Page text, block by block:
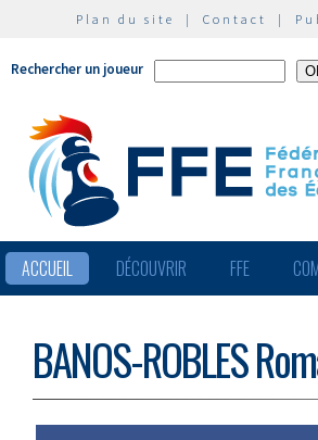
Plan du site | Contact |
Rechercher un joueur
ACCUEIL DÉCOUVRIR FFE
BANOS-ROBLES